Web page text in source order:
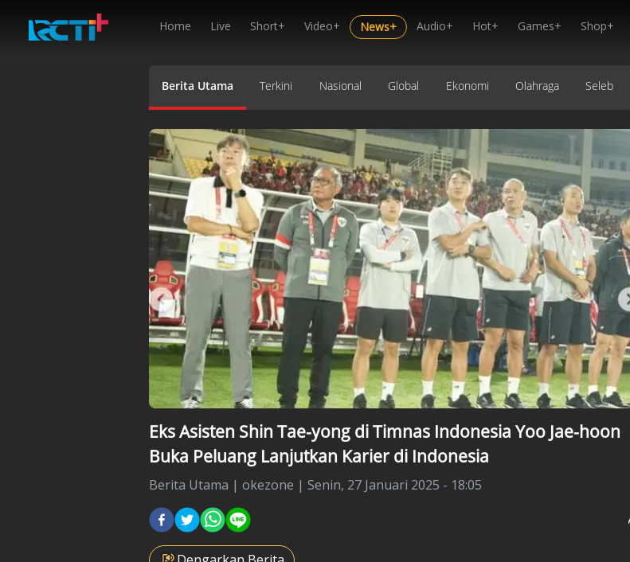
Home Live Short+ Video+ News+ Audio+ Hot+ Games+ Shop+
Berita Utama Terkini Nasional Global Ekonomi Olahraga Seleb
Eks Asisten Shin Tae-yong di Timnas Indonesia Yoo Jae-hoon
Buka Peluang Lanjutkan Karier di Indonesia
Berita Utama | okezone | Senin, 27 Januari 2025 - 18:05